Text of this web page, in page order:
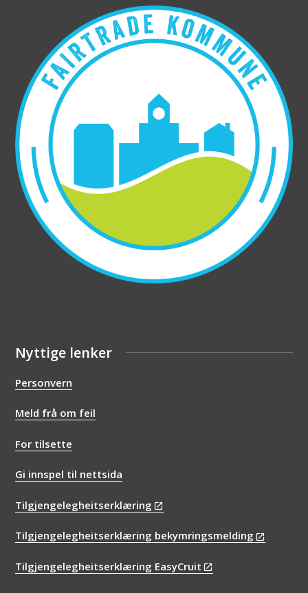
Nyttige lenker
Personvern
Meld frå om feil
For tilsette
Gi innspel til nettsida
Tilgjengelegheitserklæring
Tilgjengelegheitserklæring bekymringsmelding
Tilgjengelegheitserklæring EasyCruit